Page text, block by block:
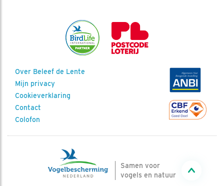
Over Beleef de Lente
Mijn privacy
Cookieverklaring
Contact
Colofon
Samen voor
vogels en natuur